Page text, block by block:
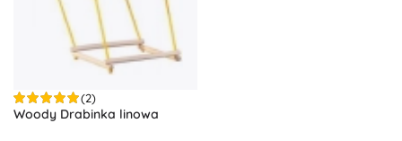
(2)
Woody Drabinka linowa